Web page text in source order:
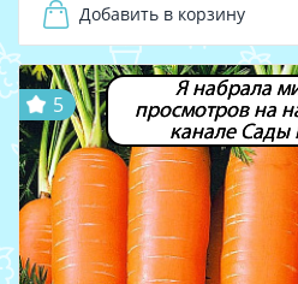
Добавить в корзину
Я набрала
просмотров на
канале Сады
5